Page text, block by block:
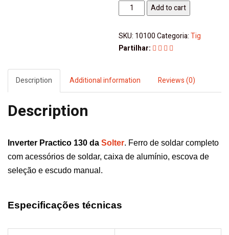
Inverter
Practico
130
Solter
Add to cart
SKU: 10100 Categoria: Tig
Partilhar:
Description Additional information Reviews (0)
Description
Inverter Practico 130 da Solter. Ferro de soldar completo
com acessórios de soldar, caixa de alumínio, escova de
seleção e escudo manual.
Especificações técnicas